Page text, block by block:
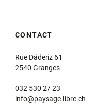
CONTACT
Rue Däderiz 61
2540 Granges
032 530 27 23
info@paysage-libre.ch